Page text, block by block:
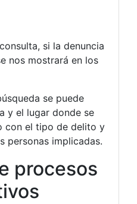
si la denuncia
nos mostrará en los
se puede
y el lugar donde se
con el tipo de delito y
personas implicadas.
procesos